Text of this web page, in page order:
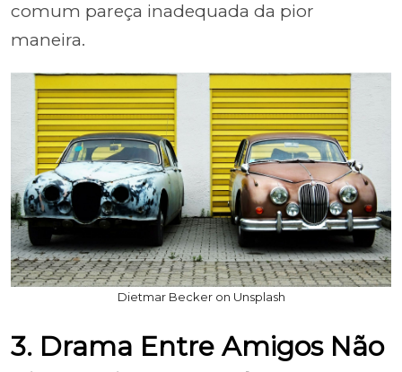
comum pareça inadequada da pior
maneira.
Dietmar Becker on Unsplash
3. Drama Entre Amigos Não